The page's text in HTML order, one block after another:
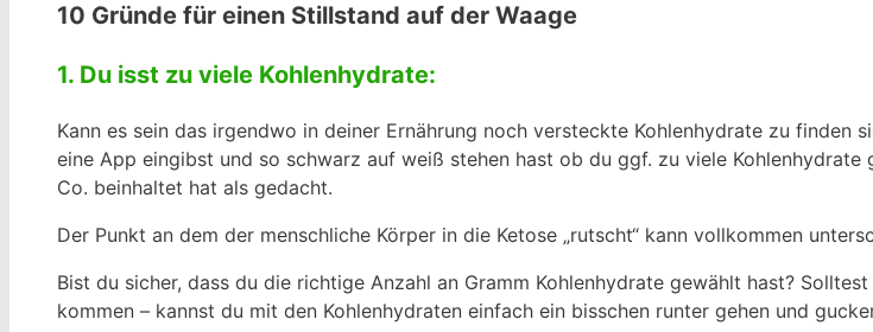
10 Gründe für einen Stillstand auf der Waage
1. Du isst zu viele Kohlenhydrate:
Kann es sein das irgendwo in deiner Ernährung noch versteckte Kohlenhydrate zu finden
eine App eingibst und so schwarz auf weiß stehen hast ob du ggf. zu viele
Co. beinhaltet hat als gedacht.
Der Punkt an dem der menschliche Körper in die Ketose „rutscht“ kann vollkommen
Bist du sicher, dass du die richtige Anzahl an Gramm Kohlenhydrate gewählt hast?
kommen – kannst du mit den Kohlenhydraten einfach ein bisschen runter gehen und